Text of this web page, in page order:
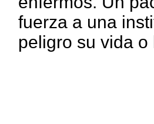
fuerza a una
peligro su vida